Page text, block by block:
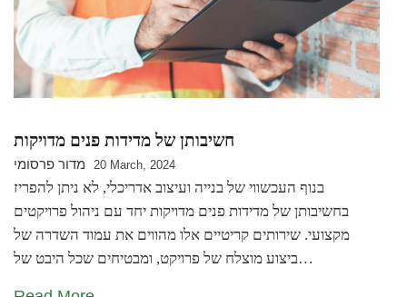
חשיבותן של מדידות פנים מדויקות
מדור פרסומי 20 March, 2024
בנוף העכשווי של בנייה ועיצוב אדריכלי, לא ניתן להפריז
בחשיבותן של מדידות פנים מדויקות יחד עם ניהול פרויקטים
מקצועי. שירותים קריטיים אלו מהווים את עמוד השדרה של
ביצוע מוצלח של פרויקט, ומבטיחים שכל היבט של…